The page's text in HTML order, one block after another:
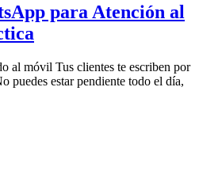
para Atención al
al móvil Tus clientes te escriben por
puedes estar pendiente todo el día,